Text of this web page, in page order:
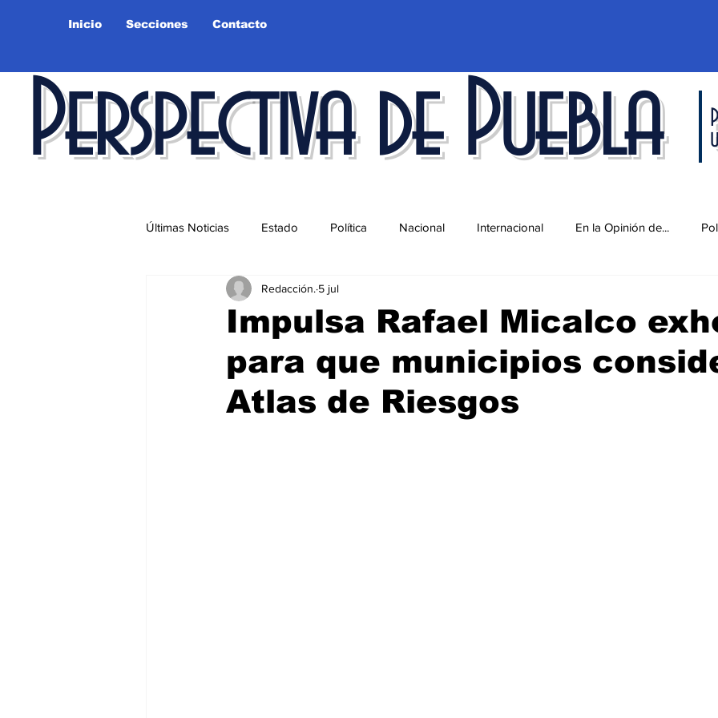
Inicio Secciones Contacto
Perspectiva de Puebla
Últimas Noticias Estado Política Nacional Internacional En la Opinión de...
Educación Ciudad Salud
Impulsa Rafael Micalco
para que municipios
Atlas de Riesgos
Redacción. 5 jul